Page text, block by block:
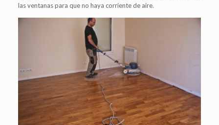
las ventanas para que no haya corriente de aire.